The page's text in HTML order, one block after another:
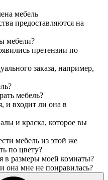
мебель
предоставляются на
мебели?
претензии по
заказа, например,
мебель?
и входит ли она в
и краска, которое вы
мебель из этой же
по цвету?
в размеры моей комнаты?
она мне не понравилась?